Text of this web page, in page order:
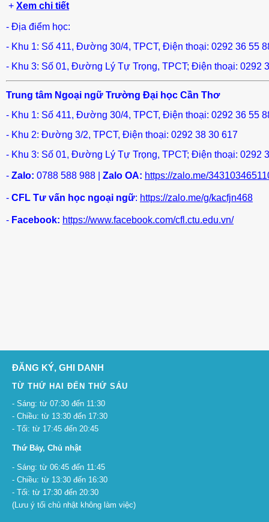
+ Xem chi tiết
- Địa điểm học:
- Khu 1: Số 411, Đường 30/4, TPCT, Điện thoại: 0292 36 55
- Khu 3: Số 01, Đường Lý Tự Trọng, TPCT; Điện thoại: 0292
Trung tâm Ngoại ngữ Trường Đại học Cần Thơ
- Khu 1: Số 411, Đường 30/4, TPCT, Điện thoại: 0292 36 55
- Khu 2: Đường 3/2, TPCT, Điện thoại: 0292 38 30 617
- Khu 3: Số 01, Đường Lý Tự Trọng, TPCT; Điện thoại: 0292
- Zalo: 0788 588 988 | Zalo OA: https://zalo.me/
- CFL Tư vấn học ngoại ngữ: https://zalo.me/g/kacfjn468
- Facebook: https://www.facebook.com/cfl.ctu.edu.vn/
ĐĂNG KÝ, GHI DANH
TỪ THỨ HAI ĐẾN THỨ SÁU
- Sáng: từ 07:30 đến 11:30
- Chiều: từ 13:30 đến 17:30
- Tối: từ 17:45 đến 20:45
Thứ Bảy, Chủ nhật
- Sáng: từ 06:45 đến 11:45
- Chiều: từ 13:30 đến 16:30
- Tối: từ 17:30 đến 20:30
(Lưu ý tối chủ nhật không làm việc)